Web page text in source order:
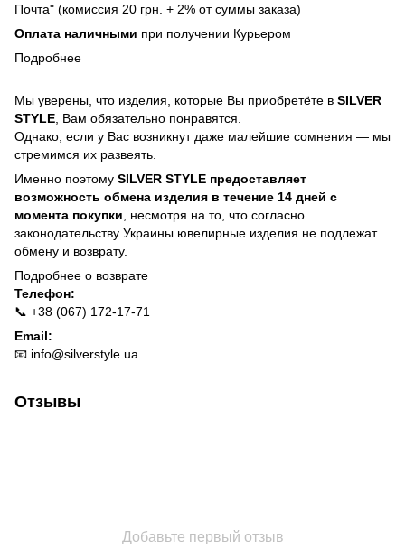
Почта" (комиссия 20 грн. + 2% от суммы заказа)
Оплата наличными при получении Курьером
Подробнее
Мы уверены, что изделия, которые Вы приобретёте в SILVER
STYLE , Вам обязательно понравятся.
Однако, если у Вас возникнут даже малейшие сомнения — мы
стремимся их развеять.
Именно поэтому SILVER STYLE предоставляет
возможность обмена изделия в течение 14 дней с
момента покупки , несмотря на то, что согласно
законодательству Украины ювелирные изделия не подлежат
обмену и возврату.
Подробнее о возврате
Телефон:
📞 +38 (067) 172-17-71
Email:
📧 info@silverstyle.ua
Отзывы
Добавьте первый отзыв